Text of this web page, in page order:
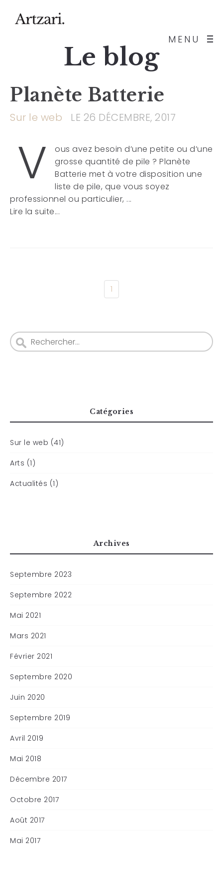
MENU
Le blog
Planète Batterie
Sur le web LE 26 DÉCEMBRE, 2017
V
ous avez besoin d’une petite ou d’une
grosse quantité de pile ? Planète
Batterie met à votre disposition une
liste de pile, que vous soyez
professionnel ou particulier, ...
Lire la suite...
1
Catégories
Sur le web (41)
Arts (1)
Actualités (1)
Archives
Septembre 2023
Septembre 2022
Mai 2021
Mars 2021
Février 2021
Septembre 2020
Juin 2020
Septembre 2019
Avril 2019
Mai 2018
Décembre 2017
Octobre 2017
Août 2017
Mai 2017